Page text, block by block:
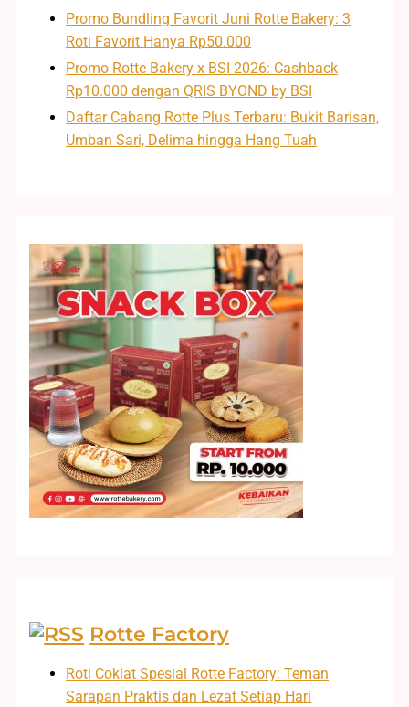
Promo Bundling Favorit Juni Rotte Bakery: 3
Roti Favorit Hanya Rp50.000
Promo Rotte Bakery x BSI 2026: Cashback
Rp10.000 dengan QRIS BYOND by BSI
Daftar Cabang Rotte Plus Terbaru: Bukit Barisan,
Umban Sari, Delima hingga Hang Tuah
Rotte Factory
Roti Coklat Spesial Rotte Factory: Teman
Sarapan Praktis dan Lezat Setiap Hari